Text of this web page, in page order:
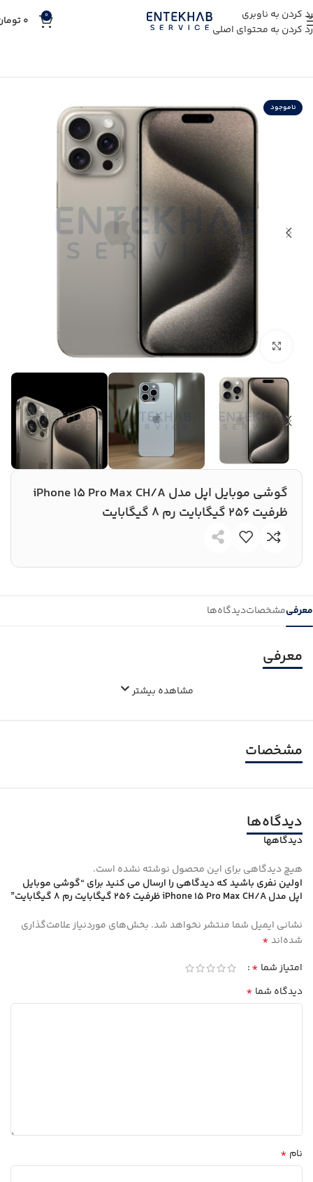
رد کردن به ناوبری
رد کردن به محتوای اصلی
0
0
ناموجود
بزرگنمایی تصویر
گوشی موبایل اپل مدل iPhone 15 Pro Max CH/A
ظرفیت 256 گیگابایت رم 8 گیگابایت
معرفیمشخصاتدیدگاه‌ها
معرفی
مشاهده بیشتر
مشخصات
دیدگاه‌ها
دیدگاهها
هیچ دیدگاهی برای این محصول نوشته نشده است.
اولین نفری باشید که دیدگاهی را ارسال می کنید برای “گوشی موبایل
اپل مدل iPhone 15 Pro Max CH/A ظرفیت 256 گیگابایت رم 8 گیگابایت”
نشانی ایمیل شما منتشر نخواهد شد. بخش‌های موردنیاز علامت‌گذاری
شده‌اند*
امتیاز شما *
دیدگاه شما *
نام *